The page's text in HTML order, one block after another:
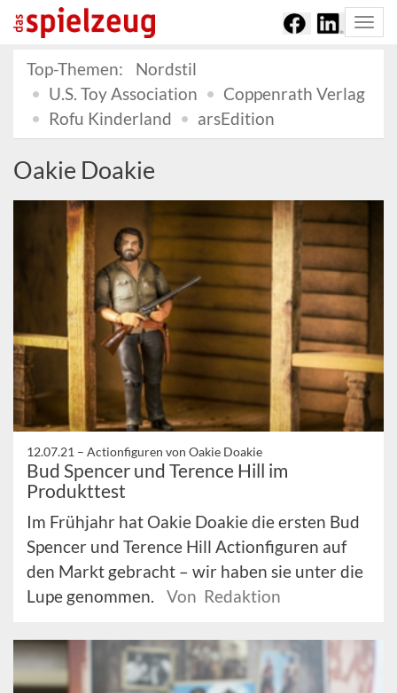
Top-Themen:
Nordstil
U.S. Toy Association
Coppenrath Verlag
Rofu Kinderland
arsEdition
Oakie Doakie
12.07.21 – Actionfiguren von Oakie Doakie
Bud Spencer und Terence Hill im
Produkttest
Im Frühjahr hat Oakie Doakie die ersten Bud
Spencer und Terence Hill Actionfiguren auf
den Markt gebracht – wir haben sie unter die
Lupe genommen.
Von Redaktion